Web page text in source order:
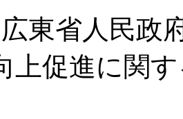
東省人民政
上促進に関